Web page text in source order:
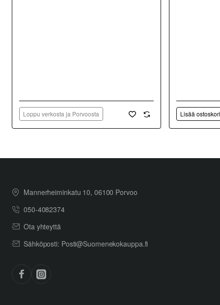
Loppu verkosta ja Porvoosta Lisää
Mannerheiminkatu 10, 06100 Porvoo
050-4082374
Ota yhteyttä
Sähköposti: Posti@Suomenekokauppa.fi